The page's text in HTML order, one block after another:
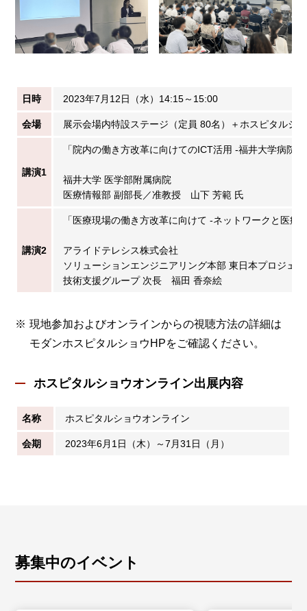
日時 2023年7月12日（水）14:15～15:00
会場 展示会場内特設ステージ（定員 80名）＋ホスピタルシ
講演1
「院内の働き方改革に向けてのICT活用 -福井大学病院
福井大学 医学部附属病院
医療情報部 副部長／准教授 山下 芳範 氏
講演2
「医療現場の働き方改革に向けて -ネットワークと医療
アライドテレシス株式会社
ソリューションエンジニアリング本部 東日本プロジェ
技術支援グループ 次長 福田 香奈絵
現地参加およびオンラインからの視聴方法の詳細は
モダンホスピタルショウHPをご確認ください。
ホスピタルショウオンライン出展内容
名称 ホスピタルショウオンライン
会期 2023年6月1日（木）～7月31日（月）
募集中のイベント